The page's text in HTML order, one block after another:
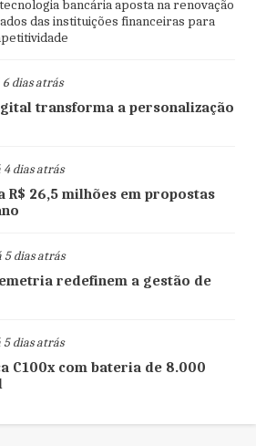
bancária aposta na renovação
das instituições financeiras para
dias atrás
transforma a personalização
dias atrás
R$ 26,5 milhões em propostas
dias atrás
redefinem a gestão de
dias atrás
C100x com bateria de 8.000